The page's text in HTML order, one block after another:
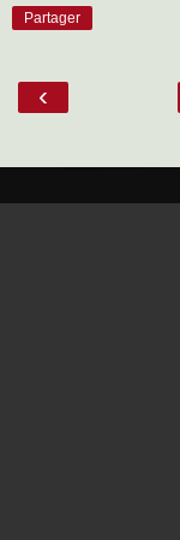
Partager
‹